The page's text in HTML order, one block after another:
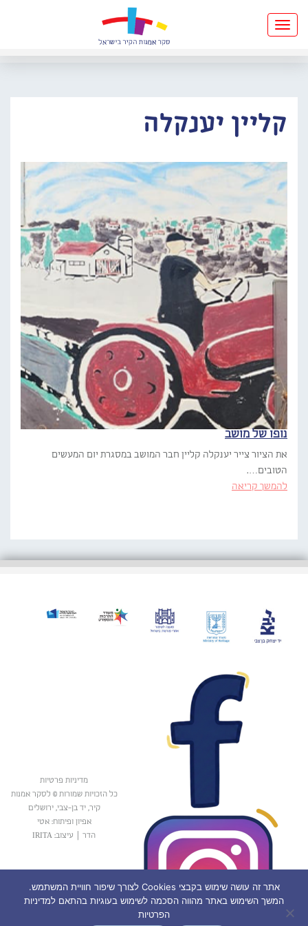
Toggle
navigation
קליין יענקלה
נופו של מושב
את הציור צייר יענקלה קליין חבר המושב במסגרת יום המעשים
הטובים….
להמשך קריאה
אתר זה עושה שימוש בקבצי Cookies לצורך שיפור חוויית המשתמש.
המשך השימוש באתר מהווה הסכמה לשימוש בעוגיות בהתאם למדיניות
הפרטיות
מדיניות פרטיות
כל הזכויות שמורות © לסקר אמנות
קיר, יד בן-צבי, ירושלים
אפיון ופיתוח: אטי
הדר
עיצוב: IRITA